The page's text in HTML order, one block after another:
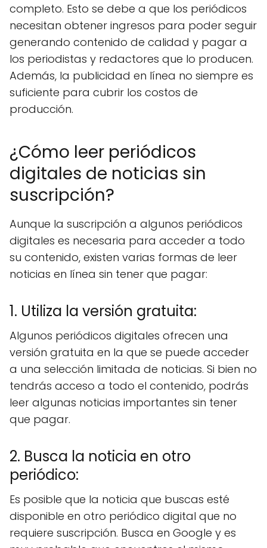
completo. Esto se debe a que los periódicos
necesitan obtener ingresos para poder seguir
generando contenido de calidad y pagar a
los periodistas y redactores que lo producen.
Además, la publicidad en línea no siempre es
suficiente para cubrir los costos de
producción.
¿Cómo leer periódicos
digitales de noticias sin
suscripción?
Aunque la suscripción a algunos periódicos
digitales es necesaria para acceder a todo
su contenido, existen varias formas de leer
noticias en línea sin tener que pagar:
1. Utiliza la versión gratuita:
Algunos periódicos digitales ofrecen una
versión gratuita en la que se puede acceder
a una selección limitada de noticias. Si bien no
tendrás acceso a todo el contenido, podrás
leer algunas noticias importantes sin tener
que pagar.
2. Busca la noticia en otro
periódico:
Es posible que la noticia que buscas esté
disponible en otro periódico digital que no
requiere suscripción. Busca en Google y es